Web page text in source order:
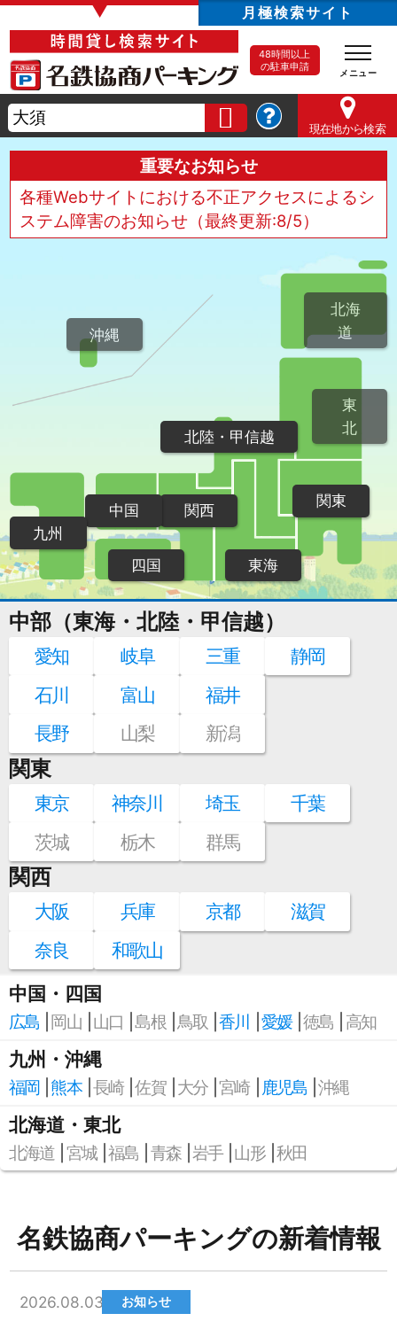
▼ 月極検索サイト
48時間以上
の駐車申請
現在地から検索
重要なお知らせ
各種Webサイトにおける不正アクセスによるシ
ステム障害のお知らせ（最終更新:8/5）
北海
道
東
北
関東
北陸・甲信越
東海
関西
中国
四国
九州
沖縄
中部（東海・北陸・甲信越）
愛知 岐阜 三重
静岡
石川
富山
福井
長野
山梨 新潟
関東
東京 神奈川 埼玉
千葉
茨城
栃木 群馬
関西
大阪 兵庫 京都
滋賀
奈良
和歌山
中国・四国
広島 岡山 山口 島根 鳥取 香川 愛媛 徳島 高知
九州・沖縄
福岡 熊本 長崎 佐賀 大分 宮崎 鹿児島 沖縄
北海道・東北
北海道 宮城 福島 青森 岩手 山形 秋田
名鉄協商パーキングの新着情報
2026.08.03 お知らせ